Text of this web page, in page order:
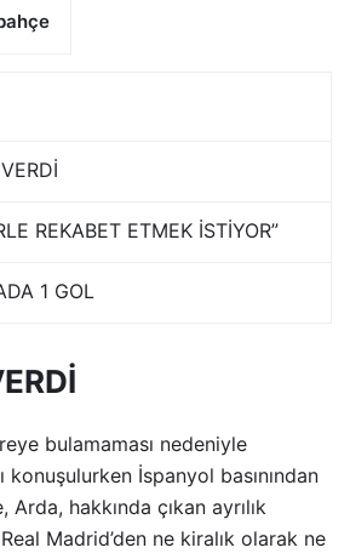
REKABET ETMEK İSTİYOR”
1 GOL
bulamaması nedeniyle
konuşulurken İspanyol basınından
Arda, hakkında çıkan ayrılık
Madrid’den ne kiralık olarak ne